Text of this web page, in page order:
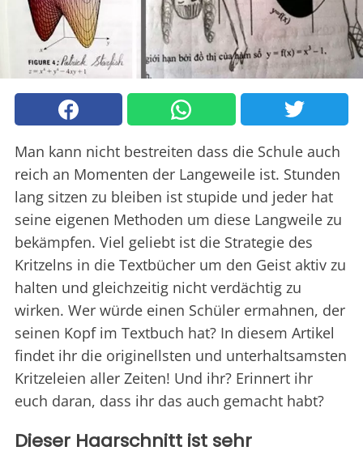
Man kann nicht bestreiten dass die Schule auch
reich an Momenten der Langeweile ist. Stunden
lang sitzen zu bleiben ist stupide und jeder hat
seine eigenen Methoden um diese Langweile zu
bekämpfen. Viel geliebt ist die Strategie des
Kritzelns in die Textbücher um den Geist aktiv zu
halten und gleichzeitig nicht verdächtig zu
wirken. Wer würde einen Schüler ermahnen, der
seinen Kopf im Textbuch hat? In diesem Artikel
findet ihr die originellsten und unterhaltsamsten
Kritzeleien aller Zeiten! Und ihr? Erinnert ihr
euch daran, dass ihr das auch gemacht habt?
Dieser Haarschnitt ist sehr